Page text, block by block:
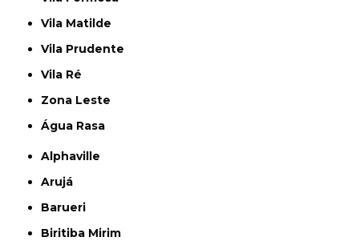
Vila Matilde
Vila Prudente
Vila Ré
Zona Leste
Água Rasa
Alphaville
Arujá
Barueri
Biritiba Mirim